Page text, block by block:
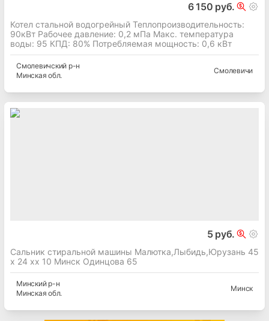
6 150 руб.
Котел стальной водогрейный Теплопроизводительность:
90кВт Рабочее давление: 0,2 мПа Макс. температура
воды: 95 КПД: 80% Потребляемая мощность: 0,6 кВт
Смолевичский р-н
Минская обл.
Смолевичи
5 руб.
Сальник стиральной машины Малютка,Лыбидь,Юрузань 45
х 24 хх 10 Минск Одинцова 65
Минскийр-н
Минская обл.
Минск